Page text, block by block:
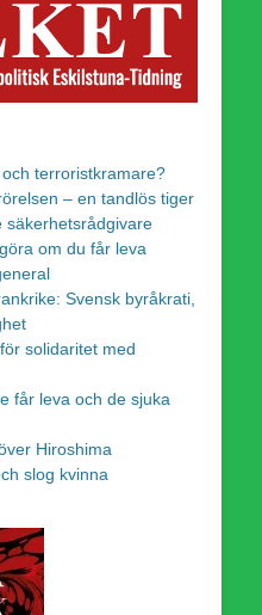
terroristkramare?
– en tandlös tiger
säkerhetsrådgivare
om du får leva
Svensk byråkrati,
solidaritet med
får leva och de sjuka
Hiroshima
slog kvinna